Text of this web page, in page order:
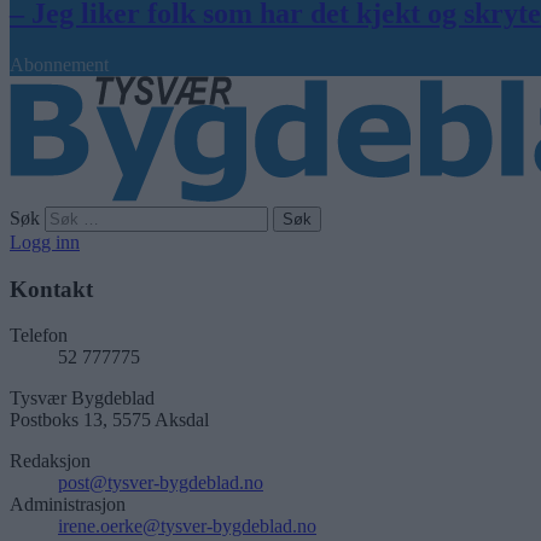
– Jeg liker folk som har det kjekt og
Abonnement
Søk
Logg inn
Kontakt
Telefon
52 777775
Tysvær Bygdeblad
Postboks 13, 5575 Aksdal
Redaksjon
post@tysver-bygdeblad.no
Administrasjon
irene.oerke@tysver-bygdeblad.no